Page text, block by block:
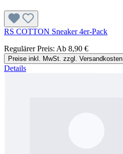
RS COTTON Sneaker 4er-Pack
Regulärer Preis: Ab 8,90 €
Preise inkl. MwSt. zzgl. Versandkosten
Details